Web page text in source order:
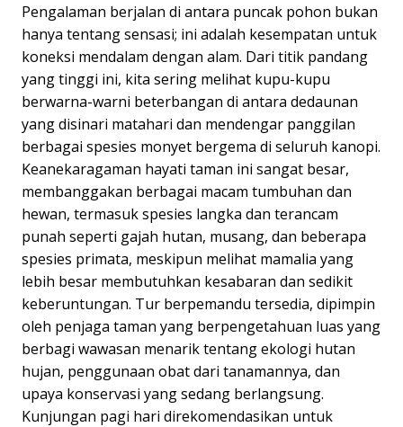
Pengalaman berjalan di antara puncak pohon bukan
hanya tentang sensasi; ini adalah kesempatan untuk
koneksi mendalam dengan alam. Dari titik pandang
yang tinggi ini, kita sering melihat kupu-kupu
berwarna-warni beterbangan di antara dedaunan
yang disinari matahari dan mendengar panggilan
berbagai spesies monyet bergema di seluruh kanopi.
Keanekaragaman hayati taman ini sangat besar,
membanggakan berbagai macam tumbuhan dan
hewan, termasuk spesies langka dan terancam
punah seperti gajah hutan, musang, dan beberapa
spesies primata, meskipun melihat mamalia yang
lebih besar membutuhkan kesabaran dan sedikit
keberuntungan. Tur berpemandu tersedia, dipimpin
oleh penjaga taman yang berpengetahuan luas yang
berbagi wawasan menarik tentang ekologi hutan
hujan, penggunaan obat dari tanamannya, dan
upaya konservasi yang sedang berlangsung.
Kunjungan pagi hari direkomendasikan untuk